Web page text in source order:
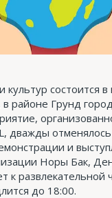
состоится в
районе Грунд
дважды
и
Норы Бак,
к развлекательной
до 18:00.